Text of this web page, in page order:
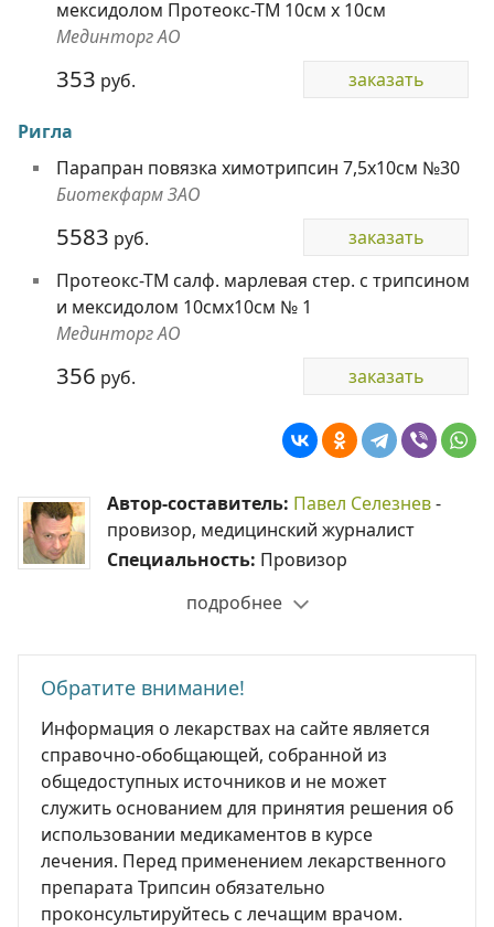
мексидолом Протеокс-ТМ 10см х 10см
Мединторг АО
353 руб. заказать
Ригла
Парапран повязка химотрипсин 7,5х10см №30
Биотекфарм ЗАО
5583 руб.
заказать
Протеокс-ТМ салф. марлевая стер. с трипсином
и мексидолом 10смх10см № 1
Мединторг АО
356 руб. заказать
Автор-составитель: Павел Селезнев-
провизор, медицинский журналист
Специальность: Провизор
подробнее
Обратите внимание!
Информация о лекарствах на сайте является
справочно-обобщающей, собранной из
общедоступных источников и не может
служить основанием для принятия решения об
использовании медикаментов в курсе
лечения. Перед применением лекарственного
препарата Трипсин обязательно
проконсультируйтесь с лечащим врачом.